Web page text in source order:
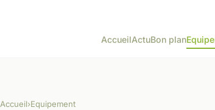
AccueilActuBon plan
Accueil›Equipement